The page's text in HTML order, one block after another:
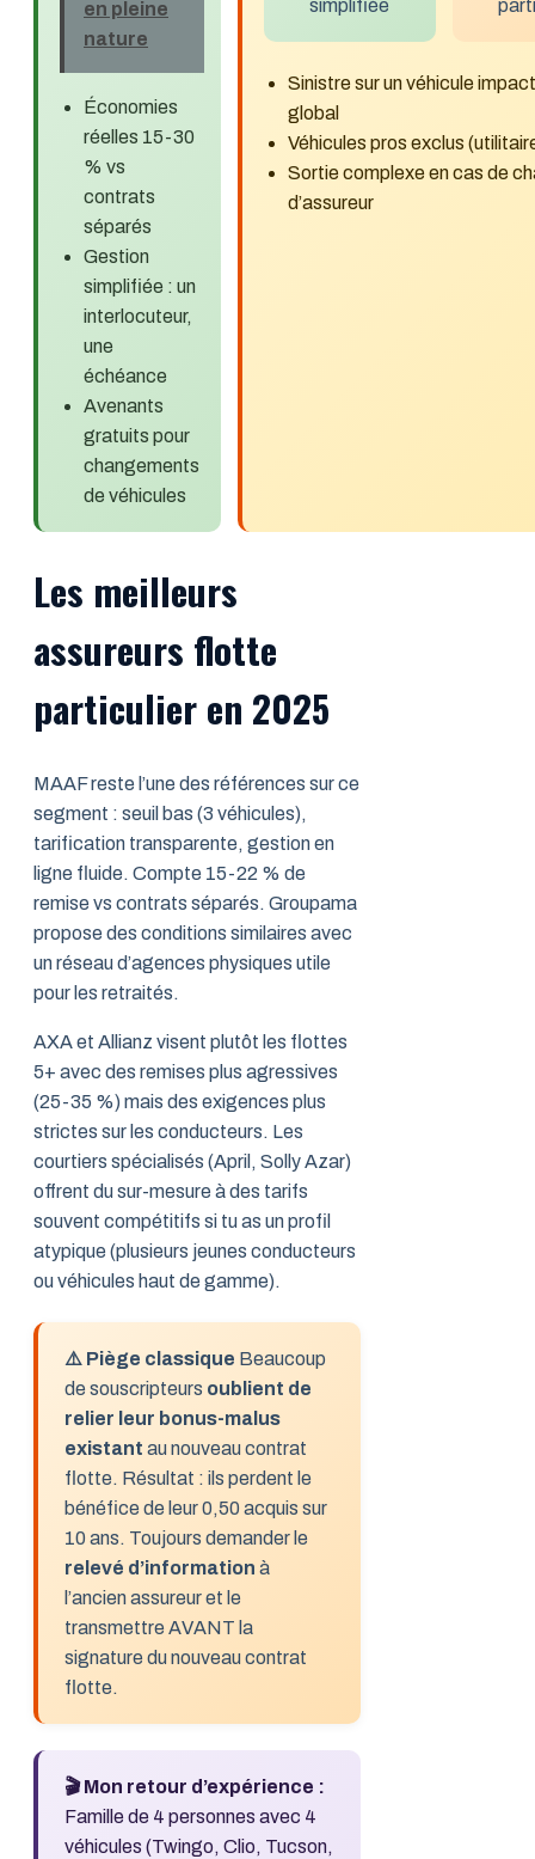
en pleine
nature
Économies
réelles 15-30
% vs
contrats
séparés
Gestion
simplifiée : un
interlocuteur,
une
échéance
Avenants
gratuits pour
changements
de véhicules
simplifiée
Sinistre sur un véhicule
global
Véhicules pros exclus
Sortie complexe en cas de
d’assureur
Les meilleurs
assureurs flotte
particulier en 2025
MAAF reste l’une des références sur ce
segment : seuil bas (3 véhicules),
tarification transparente, gestion en
ligne fluide. Compte 15-22 % de
remise vs contrats séparés. Groupama
propose des conditions similaires avec
un réseau d’agences physiques utile
pour les retraités.
AXA et Allianz visent plutôt les flottes
5+ avec des remises plus agressives
(25-35 %) mais des exigences plus
strictes sur les conducteurs. Les
courtiers spécialisés (April, Solly Azar)
offrent du sur-mesure à des tarifs
souvent compétitifs si tu as un profil
atypique (plusieurs jeunes conducteurs
ou véhicules haut de gamme).
⚠️ Piège classique Beaucoup
de souscripteurs oublient de
relier leur bonus-malus
existant au nouveau contrat
flotte. Résultat : ils perdent le
bénéfice de leur 0,50 acquis sur
10 ans. Toujours demander le
relevé d’information à
l’ancien assureur et le
transmettre AVANT la
signature du nouveau contrat
flotte.
🎬 Mon retour d’expérience :
Famille de 4 personnes avec 4
véhicules (Twingo, Clio, Tucson,